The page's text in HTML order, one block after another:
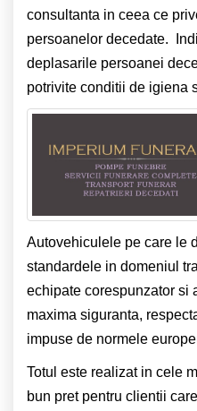
consultanta in ceea ce
persoanelor decedate.
deplasarile persoanei
potrivite conditii de igiena
Autovehiculele pe care le
standardele in domeniul
echipate corespunzator si
maxima siguranta,
impuse de normele
Totul este realizat in cele
bun pret pentru clientii